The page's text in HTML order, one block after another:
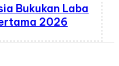
Bukukan Laba
2026